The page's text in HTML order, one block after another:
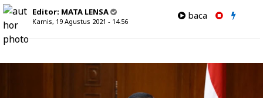
Editor: MATA LENSA
Kamis, 19 Agustus 2021 - 14.56
baca